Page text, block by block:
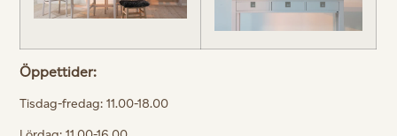
Öppettider:
Tisdag-fredag: 11.00-18.00